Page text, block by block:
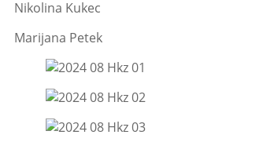
Nikolina Kukec
Marijana Petek